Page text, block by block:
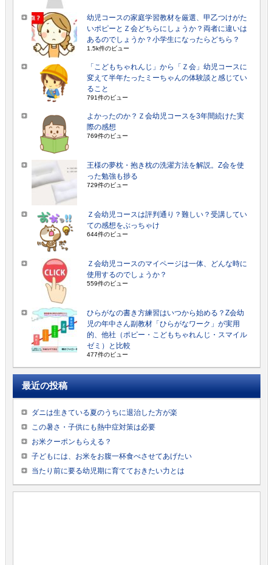
幼児コースの家庭学習教材を厳選、甲乙つけがた
いポピーとＺ会どちらにしょうか？両者に違いは
あるのでしょうか？小学生になったらどちら？
1.5k件のビュー
「こどもちゃれんじ」から「Ｚ会」幼児コースに
変えて半年たったミーちゃんの体験談と感じてい
ること
791件のビュー
よかったのか？Ｚ会幼児コースを3年間続けた実
際の感想
769件のビュー
王様の夢枕・抱き枕の洗濯方法を解説。Z会を使
った勉強も捗る
729件のビュー
Ｚ会幼児コースは評判通り？難しい？受講してい
ての感想をぶっちゃけ
644件のビュー
Ｚ会幼児コースのマイページは一体、どんな時に
使用するのでしょうか？
559件のビュー
ひらがなの書き方練習はいつから始める？Z会幼
児の年中さん副教材「ひらがなワーク」が実用
的、他社（ポピー・こどもちゃれんじ・スマイル
ゼミ）と比較
477件のビュー
最近の投稿
ダニは生きている夏のうちに退治した方が楽
この暑さ・子供にも熱中症対策は必要
お米クーポンもらえる？
子どもには、お米をお腹一杯食べさせてあげたい
当たり前に要る幼児期に育てておきたい力とは